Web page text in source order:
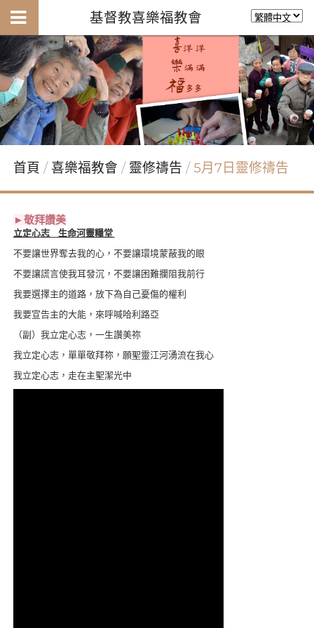
基督教喜樂福教會
首頁 喜樂福教會 靈修禱告 5月7日靈修禱告
►敬拜讚美
立定心志 生命河靈糧堂
不要讓世界奪去我的心，不要讓環境蒙蔽我的眼
不要讓謊言使我耳發沉，不要讓困難攔阻我前行
我要選擇主的道路，放下為自己憂傷的權利
我要宣告主的大能，來呼喊哈利路亞
（副）我立定心志，一生讚美祢
我立定心志，單單敬拜祢，願聖靈江河湧流在我心
我立定心志，走在主聖潔光中